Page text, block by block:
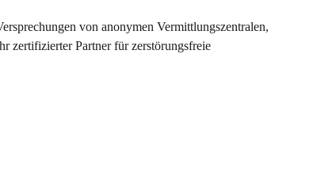
von anonymen Vermittlungszentralen,
zertifizierter Partner für zerstörungsfreie